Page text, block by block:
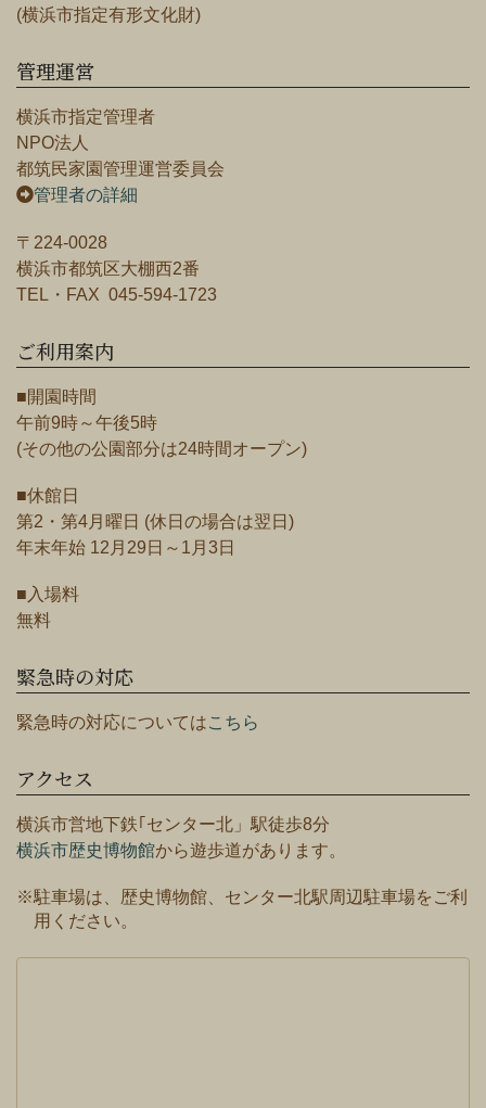
(横浜市指定有形文化財)
管理運営
横浜市指定管理者
NPO法人
都筑民家園管理運営委員会
管理者の詳細
〒224-0028
横浜市都筑区大棚西2番
TEL・FAX 045-594-1723
ご利用案内
■開園時間
午前9時～午後5時
(その他の公園部分は24時間オープン)
■休館日
第2・第4月曜日 (休日の場合は翌日)
年末年始 12月29日～1月3日
■入場料
無料
緊急時の対応
緊急時の対応についてはこちら
アクセス
横浜市営地下鉄｢センター北」駅徒歩8分
横浜市歴史博物館から遊歩道があります。
※駐車場は、歴史博物館、センター北駅周辺駐車場をご利
用ください。